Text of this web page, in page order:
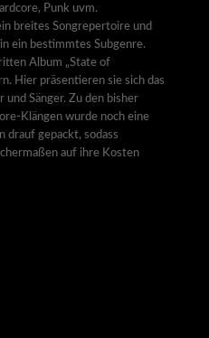
Punk uvm.
breites Songrepertoire und
ein bestimmtes Subgenre.
Album „State of
Hier präsentieren sie sich das
Sänger. Zu den bisher
Klängen wurde noch eine
drauf gepackt, sodass
auf ihre Kosten